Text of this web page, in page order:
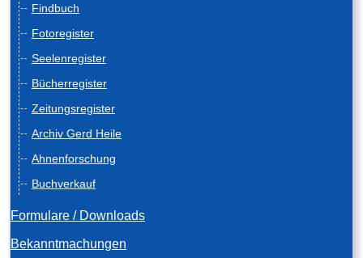
Findbuch
Fotoregister
Seelenregister
Bücherregister
Zeitungsregister
Archiv Gerd Heile
Ahnenforschung
Buchverkauf
Formulare / Downloads
Bekanntmachungen